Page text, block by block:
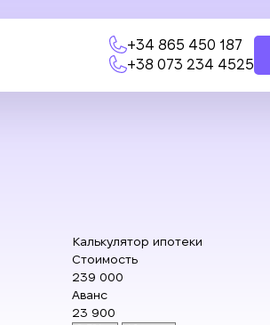
+34 865 450 187
+38 073 234 4525
Калькулятор ипотеки
Стоимость
239 000
Аванс
23 900